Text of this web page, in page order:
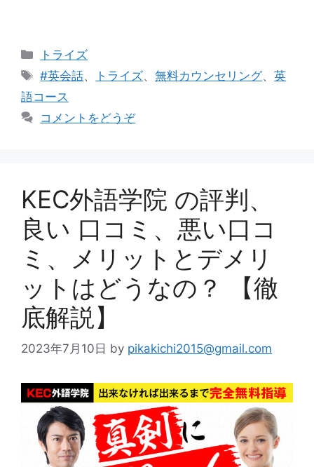
カ
テ
リ
ー
トライズ
タ
グ
#英会話、 トライズ、無料カウンセリング、英
語コース
コメントをどうぞ
KEC外語学院 の評判、
良い 口コミ、悪い口コ
ミ、メリットとデメリ
ットはどうなの？ 【徹
底解説】
2023年7月10日 by pikakichi2015@gmail.com